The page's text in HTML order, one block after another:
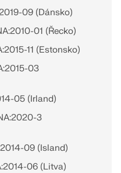
09 (Dánsko)
01 (Řecko)
11 (Estonsko)
03
05 (Irland)
3
09 (Island)
06 (Litva)